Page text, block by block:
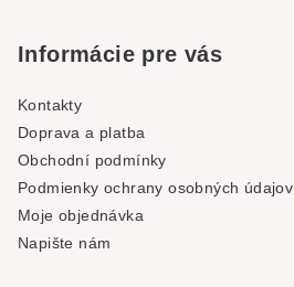
Informácie pre vás
Kontakty
Doprava a platba
Obchodní podmínky
Podmienky ochrany osobných údajov
Moje objednávka
Napište nám